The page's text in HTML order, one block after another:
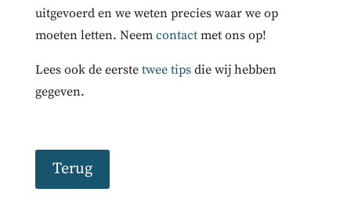
uitgevoerd en we weten precies waar we op
moeten letten. Neem contactmet ons op!
Lees ook de eerste twee tipsdie wij hebben
gegeven.
Terug